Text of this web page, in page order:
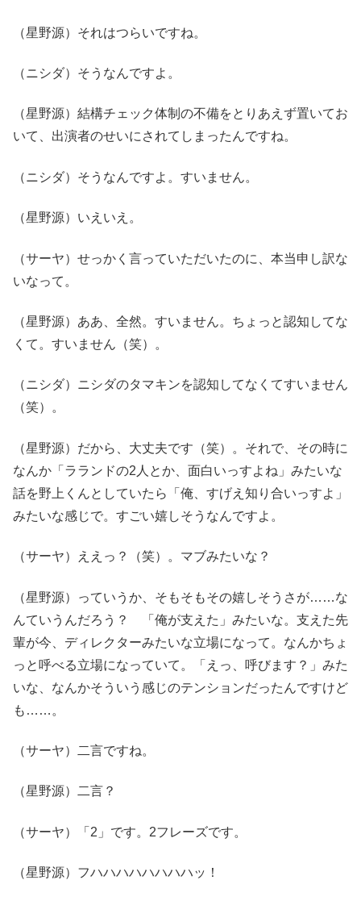
（星野源）それはつらいですね。
（ニシダ）そうなんですよ。
（星野源）結構チェック体制の不備をとりあえず置いてお
いて、出演者のせいにされてしまったんですね。
（ニシダ）そうなんですよ。すいません。
（星野源）いえいえ。
（サーヤ）せっかく言っていただいたのに、本当申し訳な
いなって。
（星野源）ああ、全然。すいません。ちょっと認知してな
くて。すいません（笑）。
（ニシダ）ニシダのタマキンを認知してなくてすいません
（笑）。
（星野源）だから、大丈夫です（笑）。それで、その時に
なんか「ラランドの2人とか、面白いっすよね」みたいな
話を野上くんとしていたら「俺、すげえ知り合いっすよ」
みたいな感じで。すごい嬉しそうなんですよ。
（サーヤ）ええっ？（笑）。マブみたいな？
（星野源）っていうか、そもそもその嬉しそうさが……な
んていうんだろう？ 「俺が支えた」みたいな。支えた先
輩が今、ディレクターみたいな立場になって。なんかちょ
っと呼べる立場になっていて。「えっ、呼びます？」みた
いな、なんかそういう感じのテンションだったんですけど
も……。
（サーヤ）二言ですね。
（星野源）二言？
（サーヤ）「2」です。2フレーズです。
（星野源）フハハハハハハハハッ！